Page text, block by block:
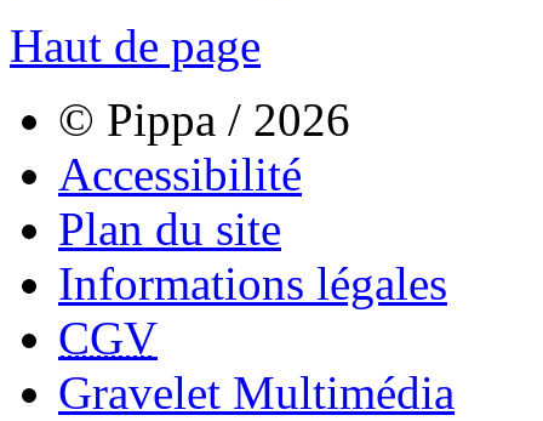
Haut de page
© Pippa / 2026
Accessibilité
Plan du site
Informations légales
CGV
Gravelet Multimédia